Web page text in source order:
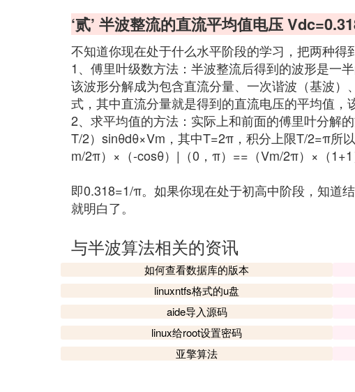
‘贰’ 半波整流的直流平均值电压
不知道你现在处于什么水平阶段的学习，把两种得
1、傅里叶级数方法：半波整流后得到的波形是一
该波形分解成为包含直流分量、一次谐波（基波
式，其中直流分量就是得到的直流电压的平均值，
2、求平均值的方法：实际上和前面的傅里叶分解
T/2）sinθdθ×Vm，其中T=2π，积分上限T/2=π所
m/2π）×（-cosθ）|（0，π）==（Vm/2π）×（1+1
即0.318=1/π。如果你现在处于初高中阶段，知道
就明白了。
与半波算法相关的资讯
如何查看数据库的版本
linuxntfs格式的u盘
aide导入源码
linux给root设置密码
亚擎算法